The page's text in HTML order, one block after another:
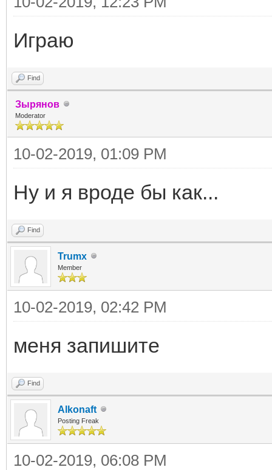
Играю
Find
Зырянов
Moderator
10-02-2019, 01:09 PM
Ну и я вроде бы как...
Find
Trumx
Member
10-02-2019, 02:42 PM
меня запишите
Find
Alkonaft
Posting Freak
10-02-2019, 06:08 PM